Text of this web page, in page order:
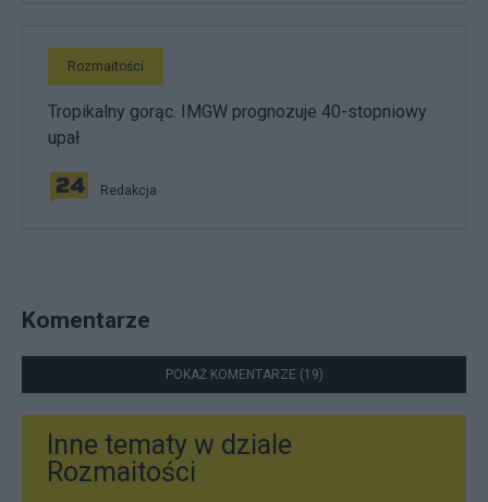
Rozmaitości
Tropikalny gorąc. IMGW prognozuje 40-stopniowy
upał
Redakcja
Komentarze
POKAŻ KOMENTARZE (19)
Inne tematy w dziale
Rozmaitości